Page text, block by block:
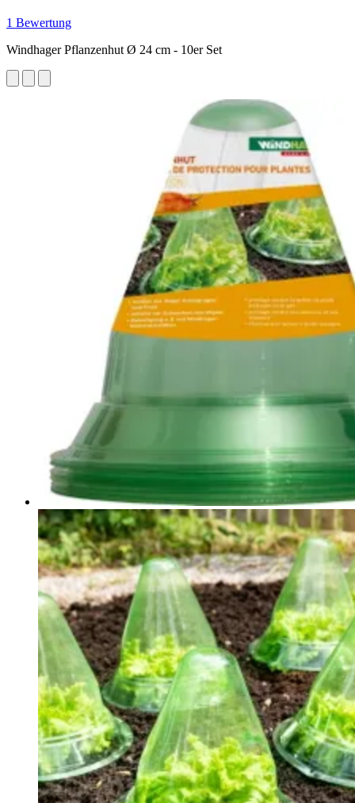
1 Bewertung
Windhager Pflanzenhut Ø 24 cm - 10er Set